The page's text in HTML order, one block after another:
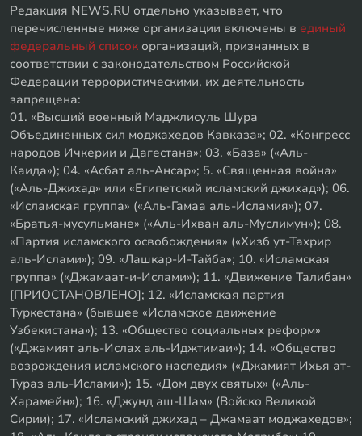
Редакция NEWS.RU отдельно указывает, что
перечисленные ниже организации включены в единый
федеральный список организаций, признанных в
соответствии с законодательством Российской
Федерации террористическими, их деятельность
запрещена:
01. «Высший военный Маджлисуль Шура
Объединенных сил моджахедов Кавказа»; 02. «Конгресс
народов Ичкерии и Дагестана»; 03. «База» («Аль-
Каида»); 04. «Асбат аль-Ансар»; 5. «Священная война»
(«Аль-Джихад» или «Египетский исламский джихад»); 06.
«Исламская группа» («Аль-Гамаа аль-Исламия»); 07.
«Братья-мусульмане» («Аль-Ихван аль-Муслимун»); 08.
«Партия исламского освобождения» («Хизб ут-Тахрир
аль-Ислами»); 09. «Лашкар-И-Тайба»; 10. «Исламская
группа» («Джамаат-и-Ислами»); 11. «Движение Талибан»
[ПРИОСТАНОВЛЕНО]; 12. «Исламская партия
Туркестана» (бывшее «Исламское движение
Узбекистана»); 13. «Общество социальных реформ»
(«Джамият аль-Ислах аль-Иджтимаи»); 14. «Общество
возрождения исламского наследия» («Джамият Ихья ат-
Тураз аль-Ислами»); 15. «Дом двух святых» («Аль-
Харамейн»); 16. «Джунд аш-Шам» (Войско Великой
Сирии); 17. «Исламский джихад – Джамаат моджахедов»;